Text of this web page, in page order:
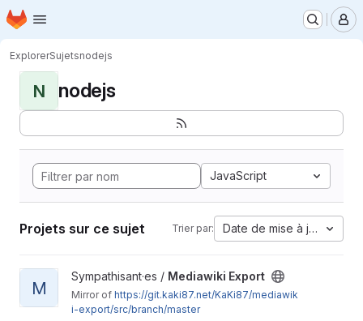
Passer au contenu principal
Page d'accueil
ExplorerSujetsnodejs
N nodejs
JavaScript
Projets sur ce sujet Trier par: Date de mise à jour
Afficher le projet Mediawiki Export
M
Sympathisant·es / Mediawiki Export
Mirror of https://git.kaki87.net/KaKi87/mediawik
i-export/src/branch/master